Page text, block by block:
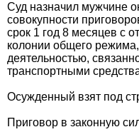
Суд назначил мужчине
совокупности
срок 1 год 8 месяцев с
колонии общего
деятельностью,
транспортными
Осужденный взят под
Приговор в законную